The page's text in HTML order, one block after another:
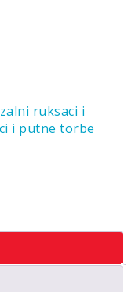
ruksaci i
i putne torbe